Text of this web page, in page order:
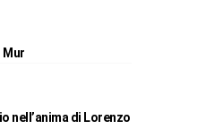
Mur
nell’anima di Lorenzo